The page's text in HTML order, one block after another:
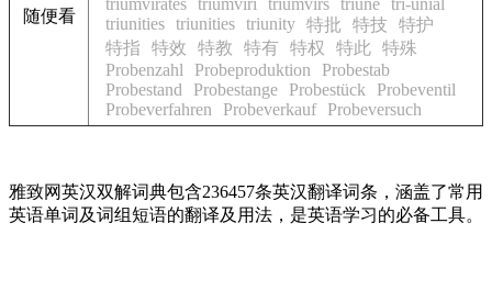
随便看
triumvirates triumviri triumvirs triune tri-unial
triunities triunities triunity 特批 特技
特护
特指
特效 特教 特有 特权 特此 特殊
Probenzahl
Probeproduktion
Probestab
Probestand
Probestange Probestück
Probeventil
Probeverfahren
Probeverkauf Probeversuch
雅致网英汉双解词典包含236457条英汉翻译词条，涵盖了常用
英语单词及词组短语的翻译及用法，是英语学习的必备工具。